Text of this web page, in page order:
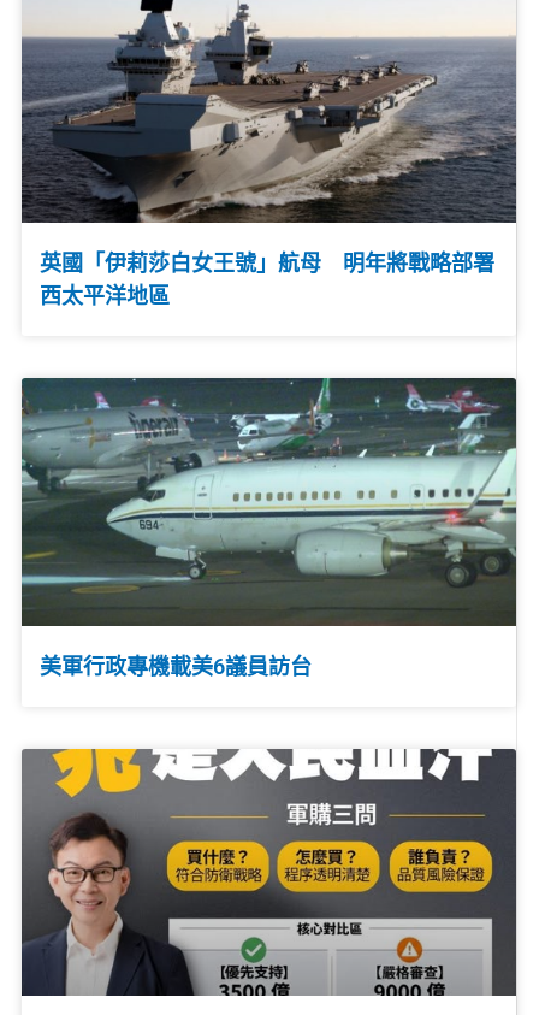
英國「伊莉莎白女王號」航母 明年將戰略部署
西太平洋地區
美軍行政專機載美6議員訪台